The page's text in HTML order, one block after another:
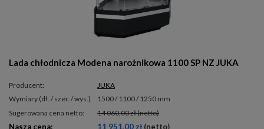
Lada chłodnicza Modena narożnikowa 1100 SP NZ JUKA
Producent:
JUKA
wymiary (dł. / szer. / wys.)
1500 / 1100 / 1250 mm
Sugerowana cena netto:
14 060,00 zł(netto)
Nasza cena: 11 951,00 zł (netto)